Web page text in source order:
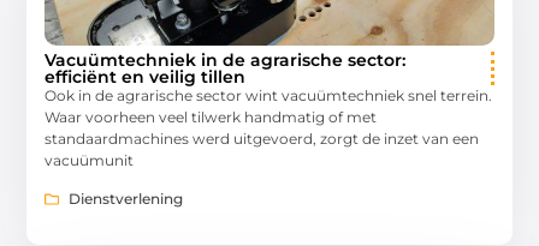
Vacuümtechniek in de agrarische sector:
efficiënt en veilig tillen
Ook in de agrarische sector wint vacuümtechniek snel terrein.
Waar voorheen veel tilwerk handmatig of met
standaardmachines werd uitgevoerd, zorgt de inzet van een
vacuümunit
Dienstverlening